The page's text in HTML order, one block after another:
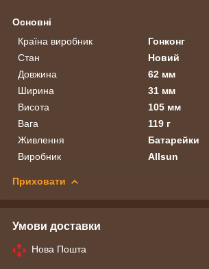
Основні
Країна виробник
Гонконг
Стан
Новий
Довжина
62 мм
Ширина
31 мм
Висота
105 мм
Вага
119 г
Живлення
Батарейки
Виробник
Allsun
Приховати
Умови доставки
Нова Пошта